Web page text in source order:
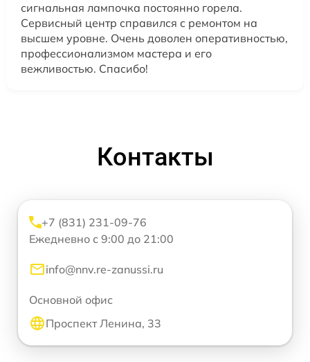
сигнальная лампочка постоянно горела.
Сервисный центр справился с ремонтом на
высшем уровне. Очень доволен оперативностью,
профессионализмом мастера и его
вежливостью. Спасибо!
Контакты
+7 (831) 231-09-76
Ежедневно с 9:00 до 21:00
info@nnv.re-zanussi.ru
Основной офис
Проспект Ленина, 33